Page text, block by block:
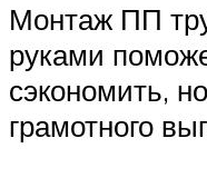
Монтаж ПП
руками
сэкономить,
грамотного